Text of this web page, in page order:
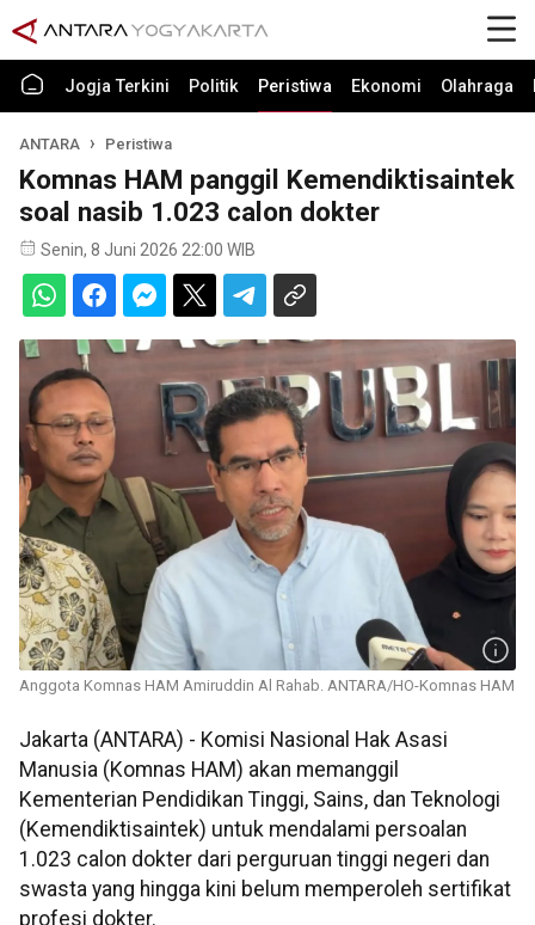
Jogja Terkini Politik Peristiwa Ekonomi Olahraga
ANTARA Peristiwa
Komnas HAM panggil Kemendiktisaintek
soal nasib 1.023 calon dokter
Senin, 8 Juni 2026 22:00 WIB
Anggota Komnas HAM Amiruddin Al Rahab. ANTARA/HO-Komnas HAM
Jakarta (ANTARA) - Komisi Nasional Hak Asasi
Manusia (Komnas HAM) akan memanggil
Kementerian Pendidikan Tinggi, Sains, dan Teknologi
(Kemendiktisaintek) untuk mendalami persoalan
1.023 calon dokter dari perguruan tinggi negeri dan
swasta yang hingga kini belum memperoleh sertifikat
profesi dokter.